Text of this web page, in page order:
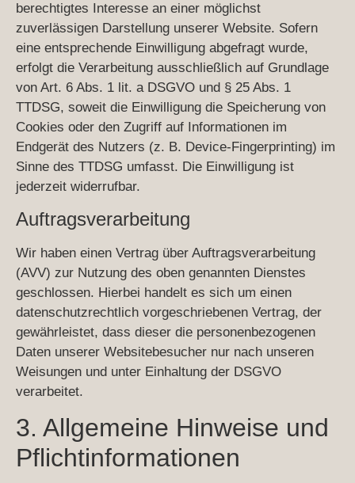
berechtigtes Interesse an einer möglichst
zuverlässigen Darstellung unserer Website. Sofern
eine entsprechende Einwilligung abgefragt wurde,
erfolgt die Verarbeitung ausschließlich auf Grundlage
von Art. 6 Abs. 1 lit. a DSGVO und § 25 Abs. 1
TTDSG, soweit die Einwilligung die Speicherung von
Cookies oder den Zugriff auf Informationen im
Endgerät des Nutzers (z. B. Device-Fingerprinting) im
Sinne des TTDSG umfasst. Die Einwilligung ist
jederzeit widerrufbar.
Auftragsverarbeitung
Wir haben einen Vertrag über Auftragsverarbeitung
(AVV) zur Nutzung des oben genannten Dienstes
geschlossen. Hierbei handelt es sich um einen
datenschutzrechtlich vorgeschriebenen Vertrag, der
gewährleistet, dass dieser die personenbezogenen
Daten unserer Websitebesucher nur nach unseren
Weisungen und unter Einhaltung der DSGVO
verarbeitet.
3. Allgemeine Hinweise und
Pflicht­informationen